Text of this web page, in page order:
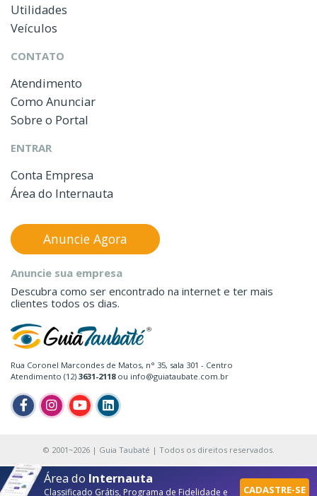
Utilidades
Veículos
CONTATO
Atendimento
Como Anunciar
Sobre o Portal
ENTRAR
Conta Empresa
Área do Internauta
Rua Coronel Marcondes de Matos, n° 35, sala 301 - Centro
Atendimento (12) 3631-2118ou info@guiataubate.com.br
Anuncie sua empresa
Descubra como ser encontrado na internet e ter mais
clientes todos os dias.
Anuncie Agora
© 2001~2026 | Guia Taubaté | Todos os direitos reservados.
Área do Internauta
Classificado Grátis, Programa de Fidelidade e CADASTRE-SE